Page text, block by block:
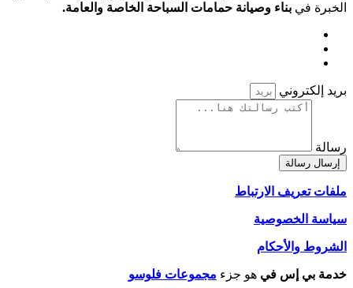
الخبرة في بناء وصيانة حمامات السباحة الخاصة والعامة.
بريد إلكتروني
رسالة
إرسال رسالة
ملفات تعريف الارتباط
سياسة الخصوصية
الشروط والأحكام
خدمة بي إس في هو جزء مجموعات فلوسو